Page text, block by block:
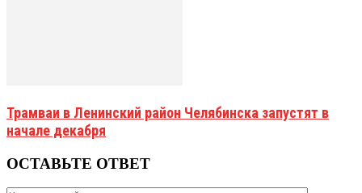
Трамваи в Ленинский район Челябинска запустят в
начале декабря
ОСТАВЬТЕ ОТВЕТ